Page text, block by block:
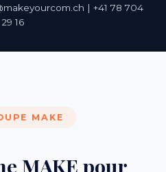
| +41 78 704
29 16
MAKE
MAKE pour